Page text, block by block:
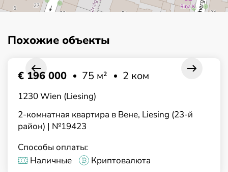
Похожие объекты
2-комнатная квартира в Вене, Liesing (23-й
район) | №19423
€ 196 000 75 м² 2 ком
1230 Wien (Liesing)
Способы оплаты:
Наличные
Криптовалюта